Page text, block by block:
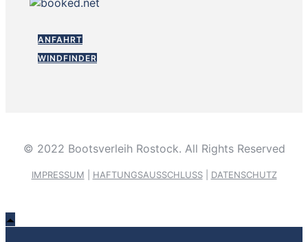
ANFAHRT
WINDFINDER
© 2022 Bootsverleih Rostock. All Rights Reserved
IMPRESSUM HAFTUNGSAUSSCHLUSS| DATENSCHUTZ